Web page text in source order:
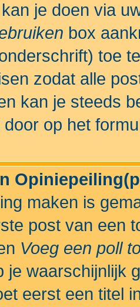
je doen via
box
toe
zodat alle
kan je steeds
door op het
maken is
post van een
Voeg een poll
je waarschijnlijk
eerst een titel